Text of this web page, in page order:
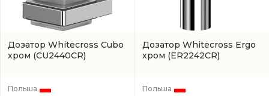
Дозатор Whitecross Cubo
хром (CU2440CR)
Польша
Дозатор Whitecross Ergo
хром (ER2242CR)
Польша